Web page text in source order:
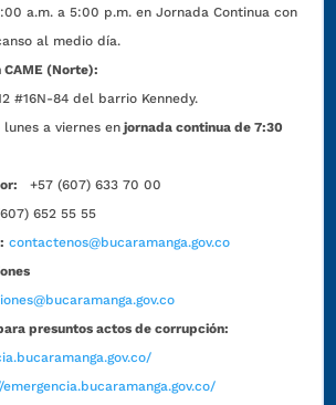
a 5:00 p.m. en Jornada Continua con
al medio día.
CAME (Norte):
#16N-84 del barrio Kennedy.
a viernes en jornada continua de 7:30
+57 (607) 633 70 00
652 55 55
contactenos@bucaramanga.gov.co
presuntos actos de corrupción: